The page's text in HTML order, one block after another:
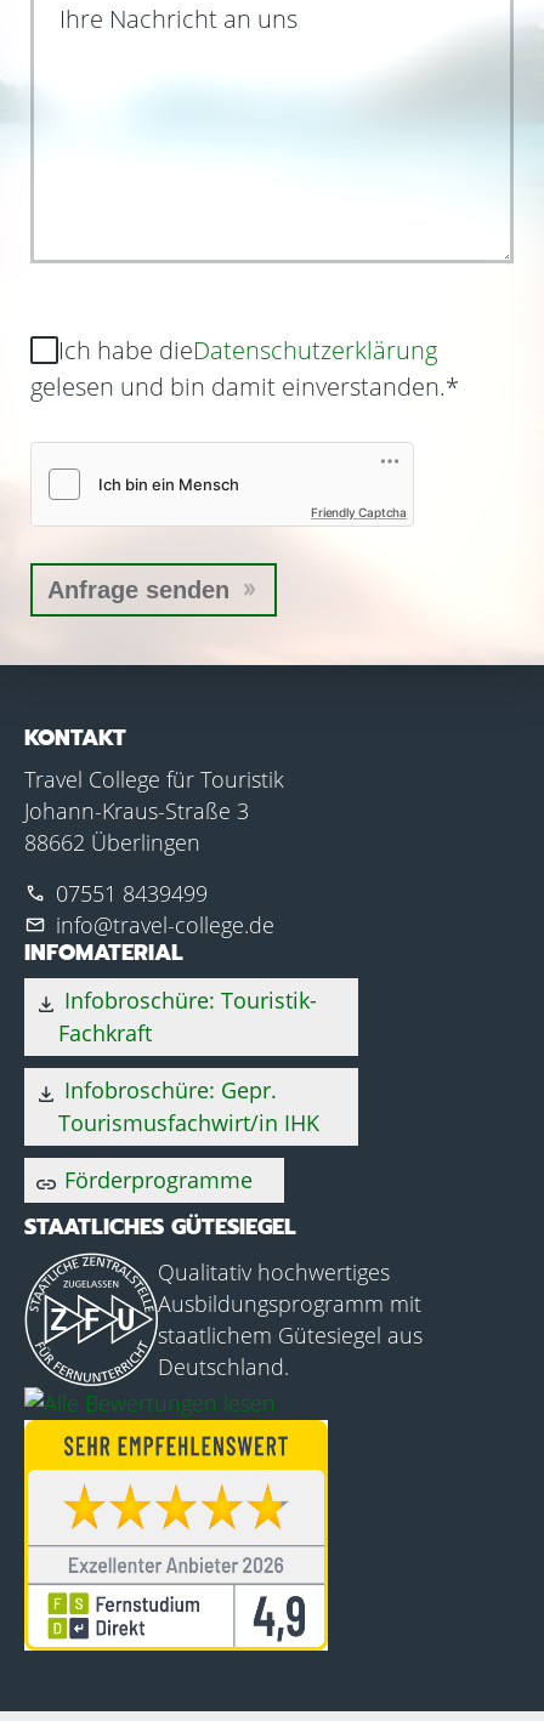
Ihre Nachricht an uns
Ich habe dieDatenschutzerklärung
gelesen und bin damit einverstanden.*
Friendly Captcha
KONTAKT
Travel College für Touristik
Johann-Kraus-Straße 3
88662 Überlingen
phone 07551 8439499
mail info@travel-college.de
INFOMATERIAL
download Infobroschüre: Touristik-
Fachkraft
download Infobroschüre: Gepr.
Tourismusfachwirt/in IHK
link Förderprogramme
STAATLICHES GÜTESIEGEL
Qualitativ hochwertiges
Ausbildungsprogramm mit
staatlichem Gütesiegel aus
Deutschland.